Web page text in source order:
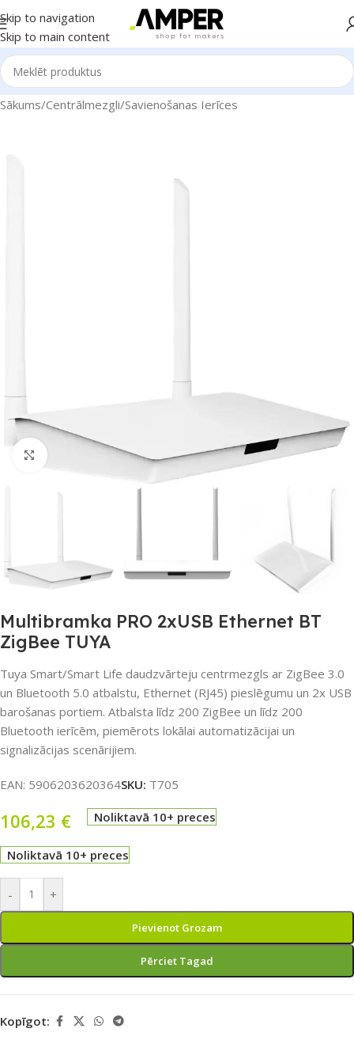
Skip to navigation
Skip to main content
Sākums/Centrālmezgli/Savienošanas Ierīces
Noklikšķiniet, lai palielinātu
Multibramka PRO 2xUSB Ethernet BT
ZigBee TUYA
Tuya Smart/Smart Life daudzvārteju centrmezgls ar ZigBee 3.0
un Bluetooth 5.0 atbalstu, Ethernet (RJ45) pieslēgumu un 2x USB
barošanas portiem. Atbalsta līdz 200 ZigBee un līdz 200
Bluetooth ierīcēm, piemērots lokālai automatizācijai un
signalizācijas scenārijiem.
EAN: 5906203620364SKU: T705
106,23 € Noliktavā 10+ preces
Noliktavā 10+ preces
- +
Pievienot Grozam
Pērciet Tagad
Kopīgot: